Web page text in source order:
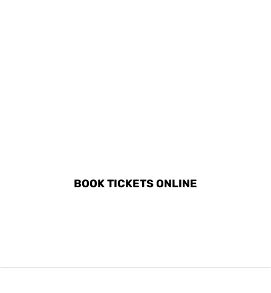
BOOK TICKETS ONLINE